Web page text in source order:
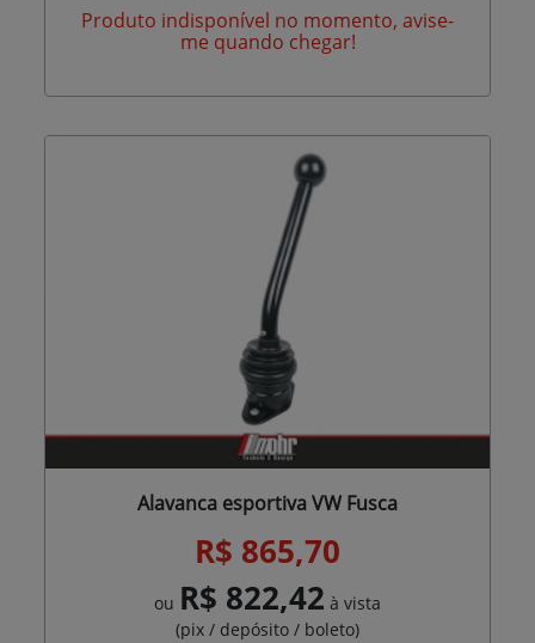
Produto indisponível no momento, avise-
me quando chegar!
Alavanca esportiva VW Fusca
R$ 865,70
ou R$ 822,42 à vista
(pix / depósito / boleto)